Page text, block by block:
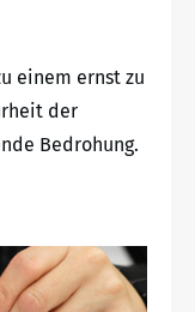
einem ernst zu
der
Bedrohung.